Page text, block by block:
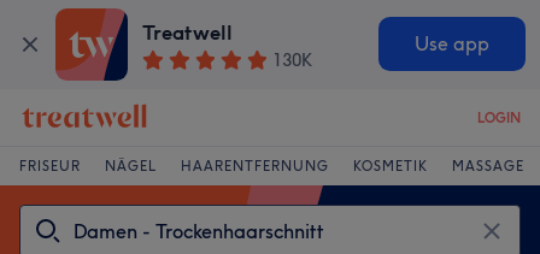
Treatwell
130K
Use app
LOGIN
FRISEUR NÄGEL HAARENTFERNUNG KOSMETIK MASSAGE